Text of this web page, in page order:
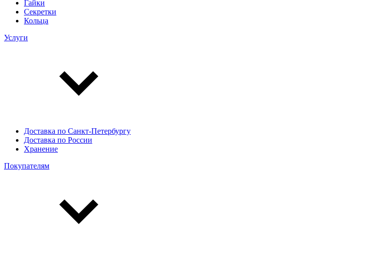
Гайки
Секретки
Кольца
Услуги
Доставка по Санкт-Петербургу
Доставка по России
Хранение
Покупателям